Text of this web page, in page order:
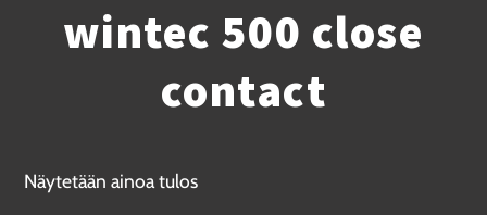
wintec 500 close
contact
Näytetään ainoa tulos